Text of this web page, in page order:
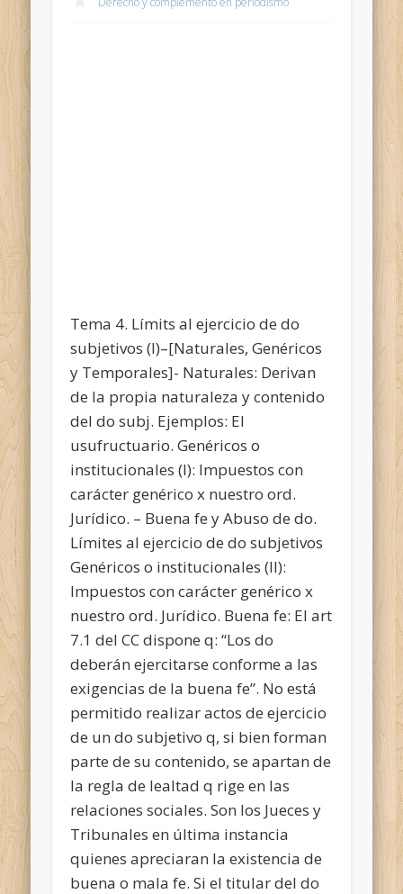
Tema 4. Límits al ejercicio de do
subjetivos (I)–[Naturales, Genéricos
y Temporales]- Naturales: Derivan
de la propia naturaleza y contenido
del do subj. Ejemplos: El
usufructuario. Genéricos o
institucionales (I): Impuestos con
carácter genérico x nuestro ord.
Jurídico. – Buena fe y Abuso de do.
Límites al ejercicio de do subjetivos
Genéricos o institucionales (II):
Impuestos con carácter genérico x
nuestro ord. Jurídico. Buena fe: El art
7.1 del CC dispone q: “Los do
deberánejercitarse conforme a las
exigencias de la buena fe”. No está
permitido realizar actos de ejercicio
de un do subjetivo q, si bien forman
parte de su contenido, se apartan de
la regla de lealtad q rige en las
relaciones sociales. Son los Jueces y
Tribunales en última instancia
quienes apreciaran la existencia de
buena o mala fe. Si el titular del do